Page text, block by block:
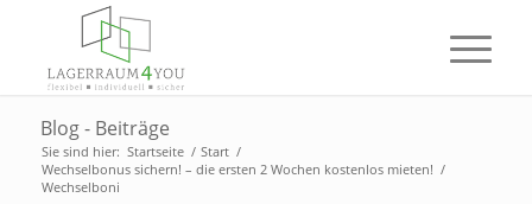
Blog - Beiträge
Sie sind hier: Startseite / Start /
Wechselbonus sichern! – die ersten 2 Wochen kostenlos mieten! /
Wechselboni